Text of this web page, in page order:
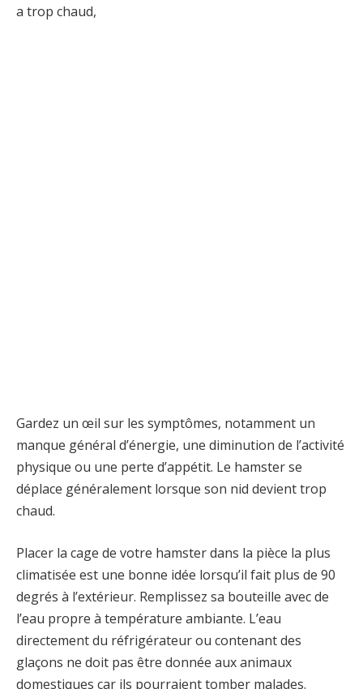
a trop chaud,
Gardez un œil sur les symptômes, notamment un
manque général d’énergie, une diminution de l’activité
physique ou une perte d’appétit. Le hamster se
déplace généralement lorsque son nid devient trop
chaud.
Placer la cage de votre hamster dans la pièce la plus
climatisée est une bonne idée lorsqu’il fait plus de 90
degrés à l’extérieur. Remplissez sa bouteille avec de
l’eau propre à température ambiante. L’eau
directement du réfrigérateur ou contenant des
glaçons ne doit pas être donnée aux animaux
domestiques car ils pourraient tomber malades.